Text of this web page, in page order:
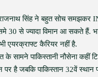
सिंह ने बहुत सोच समझकर
30 से ज्यादा विमान आ सकते
एयरक्राफ्ट कैरियर नहीं है.
सामने पाकिस्तानी नौसेना कहीं
पर है जबकि पाकिस्तान 32वें स्थान